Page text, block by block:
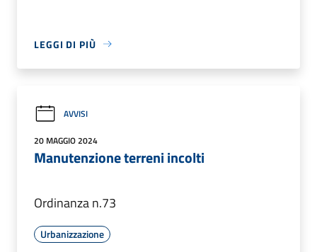
LEGGI DI PIÙ
AVVISI
20 MAGGIO 2024
Manutenzione terreni incolti
Ordinanza n.73
Urbanizzazione